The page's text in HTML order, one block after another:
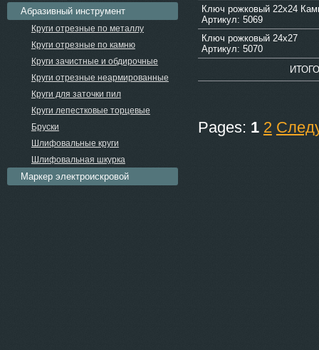
Ключ рожковый 22х24
Артикул: 5069
Ключ рожковый 24х27
Артикул: 5070
Pages: 1 2
Абразивный инструмент
Круги отрезные по металлу
Круги отрезные по камню
Круги зачистные и обдирочные
Круги отрезные неармированные
Круги для заточки пил
Круги лепестковые торцевые
Бруски
Шлифовальные круги
Шлифовальная шкурка
Маркер электроискровой